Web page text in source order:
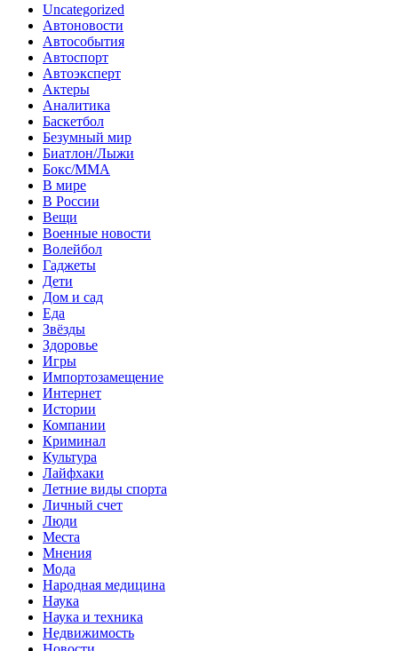
Uncategorized
Автоновости
Автособытия
Автоспорт
Автоэксперт
Актеры
Аналитика
Баскетбол
Безумный мир
Биатлон/Лыжи
Бокс/MMA
В мире
В России
Вещи
Военные новости
Волейбол
Гаджеты
Дети
Дом и сад
Еда
Звёзды
Здоровье
Игры
Импортозамещение
Интернет
Истории
Компании
Криминал
Культура
Лайфхаки
Летние виды спорта
Личный счет
Люди
Места
Мнения
Мода
Народная медицина
Наука
Наука и техника
Недвижимость